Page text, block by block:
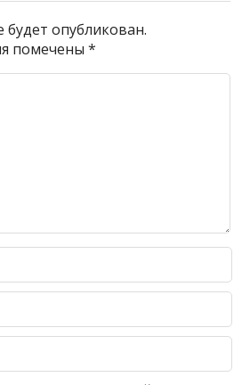
опубликован.
помечены*